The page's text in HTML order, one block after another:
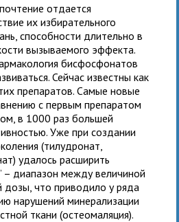
отдается
их избирательного
способности длительно в
вызываемого эффекта.
бисфосфонатов
Сейчас известны как
препаратов. Самые новые
с первым препаратом
в 1000 раз большей
Уже при создании
(тилудронат,
удалось расширить
– диапазон между величиной
дозы, что приводило у ряда
нарушений минерализации
ткани (остеомаляция).